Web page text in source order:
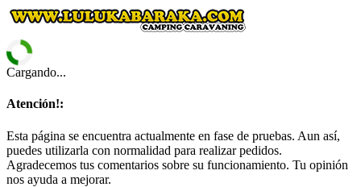
Cargando...
Atención!:
Esta página se encuentra actualmente en fase de pruebas. Aun así,
puedes utilizarla con normalidad para realizar pedidos.
Agradecemos tus comentarios sobre su funcionamiento. Tu opinión
nos ayuda a mejorar.